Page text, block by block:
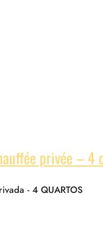
privée – 4
- 4 QUARTOS